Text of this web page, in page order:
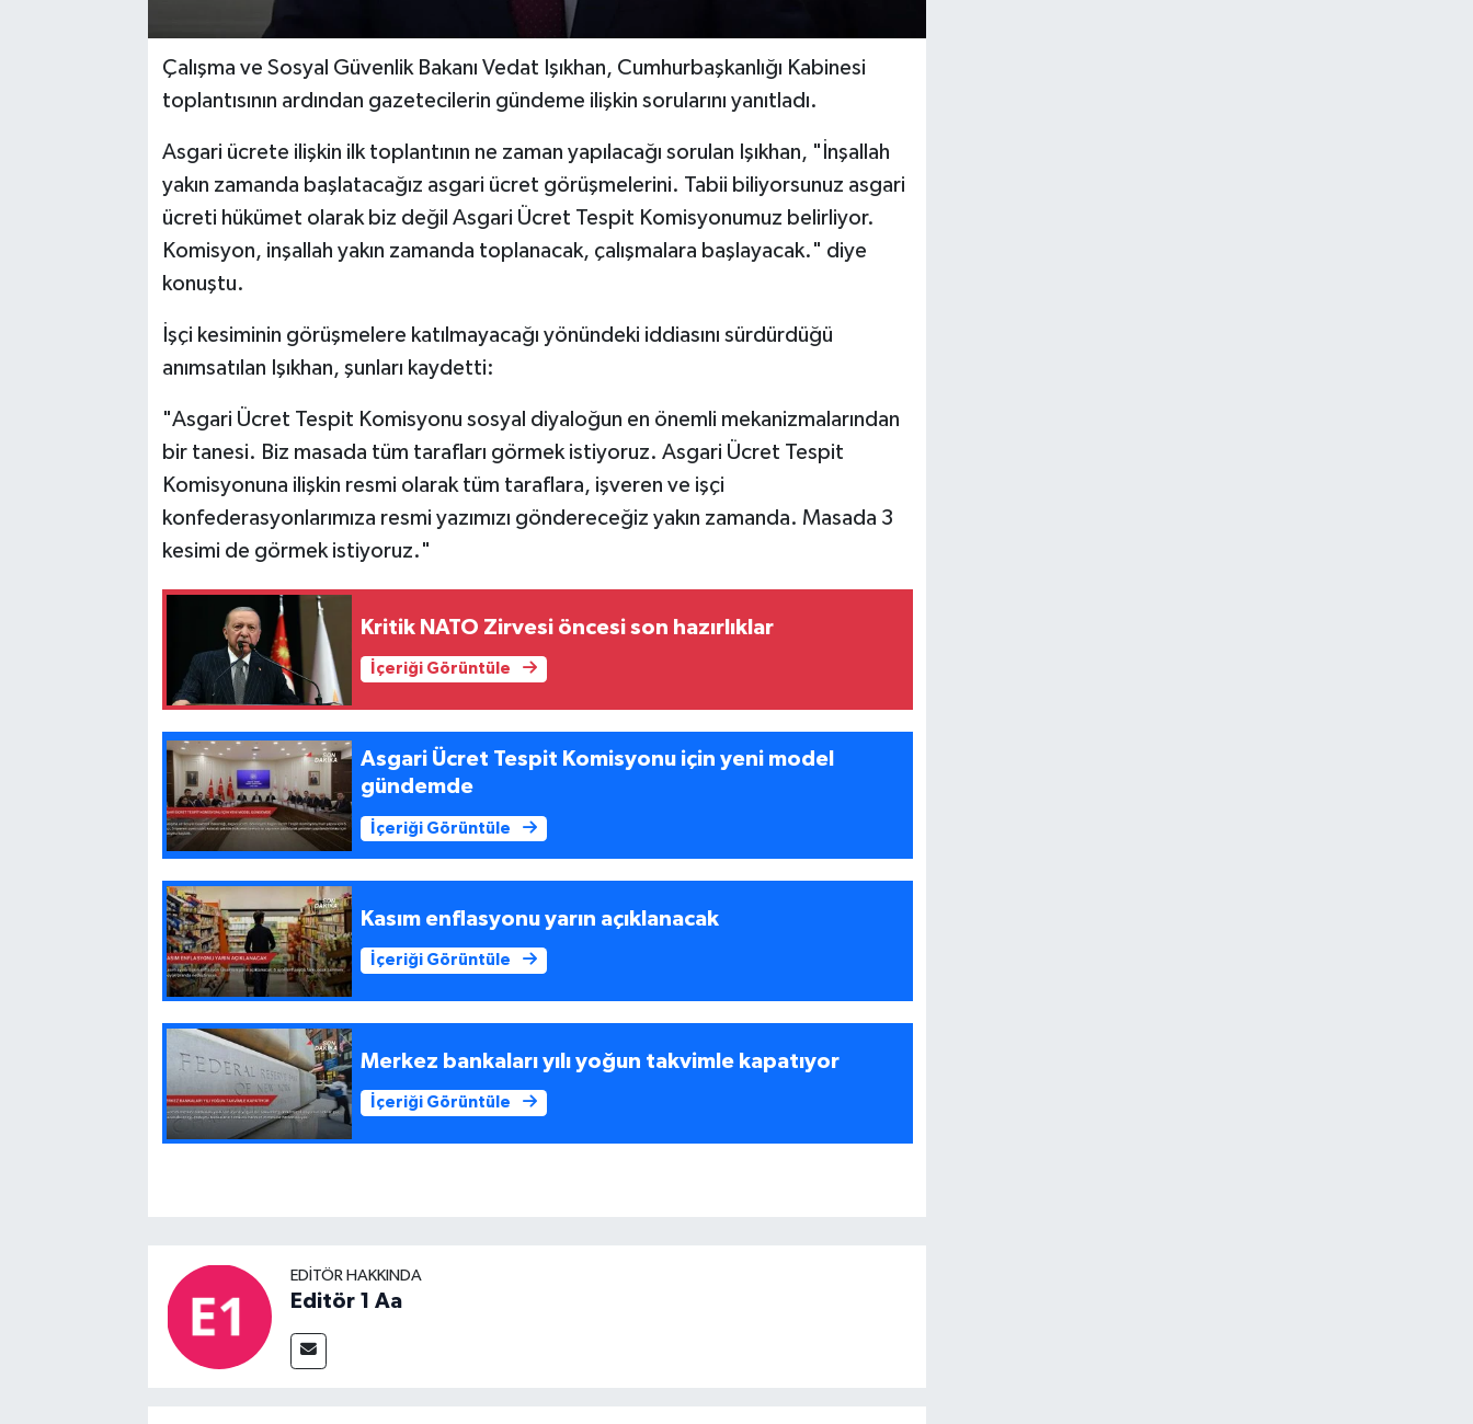
Çalışma ve Sosyal Güvenlik Bakanı Vedat Işıkhan, Cumhurbaşkanlığı Kabinesi
toplantısının ardından gazetecilerin gündeme ilişkin sorularını yanıtladı.
Asgari ücrete ilişkin ilk toplantının ne zaman yapılacağı sorulan Işıkhan, "İnşallah
yakın zamanda başlatacağız asgari ücret görüşmelerini. Tabii biliyorsunuz asgari
ücreti hükümet olarak biz değil Asgari Ücret Tespit Komisyonumuz belirliyor.
Komisyon, inşallah yakın zamanda toplanacak, çalışmalara başlayacak." diye
konuştu.
İşçi kesiminin görüşmelere katılmayacağı yönündeki iddiasını sürdürdüğü
anımsatılan Işıkhan, şunları kaydetti:
"Asgari Ücret Tespit Komisyonu sosyal diyaloğun en önemli mekanizmalarından
bir tanesi. Biz masada tüm tarafları görmek istiyoruz. Asgari Ücret Tespit
Komisyonuna ilişkin resmi olarak tüm taraflara, işveren ve işçi
konfederasyonlarımıza resmi yazımızı göndereceğiz yakın zamanda. Masada 3
kesimi de görmek istiyoruz."
Kritik NATO Zirvesi öncesi son hazırlıklar
İçeriği Görüntüle
Asgari Ücret Tespit Komisyonu için yeni model
gündemde
İçeriği Görüntüle
Kasım enflasyonu yarın açıklanacak
İçeriği Görüntüle
Merkez bankaları yılı yoğun takvimle kapatıyor
İçeriği Görüntüle
EDITÖR HAKKINDA
Editör 1 Aa